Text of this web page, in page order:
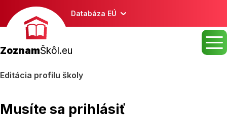
Databáza EÚ
ZoznamŠkôl.eu
Editácia profilu školy
Musíte sa prihlásiť